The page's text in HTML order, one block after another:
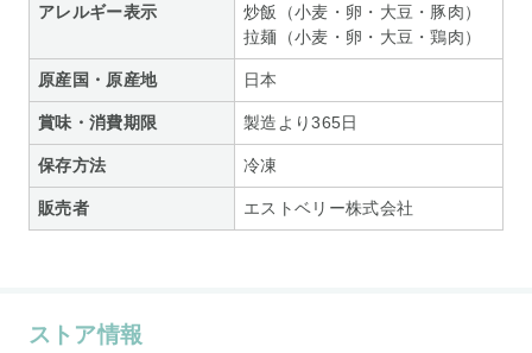
アレルギー表示
炒飯（小麦・卵・大豆・豚肉）
拉麺（小麦・卵・大豆・鶏肉）
原産国・原産地 日本
賞味・消費期限 製造より365日
保存方法 冷凍
販売者 エストベリー株式会社
ストア情報